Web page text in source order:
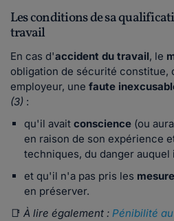
Les conditions de sa
travail
En cas d'accident du travail, le
obligation de sécurité constitue,
employeur, une faute
(3) :
qu'il avait conscience (ou
en raison de son expérience
techniques, du danger auquel
et qu'il n'a pas pris les
en préserver.
📑 À lire également : Pénibilité